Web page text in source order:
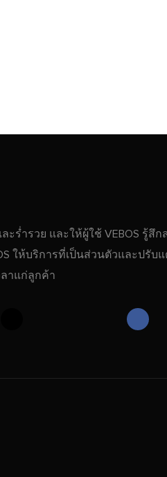
ร่ำรวย และให้ผู้ใช้ VEBOS รู้สึก
ให้บริการที่เป็นส่วนตัวและปรับ
าแก่ลูกค้า